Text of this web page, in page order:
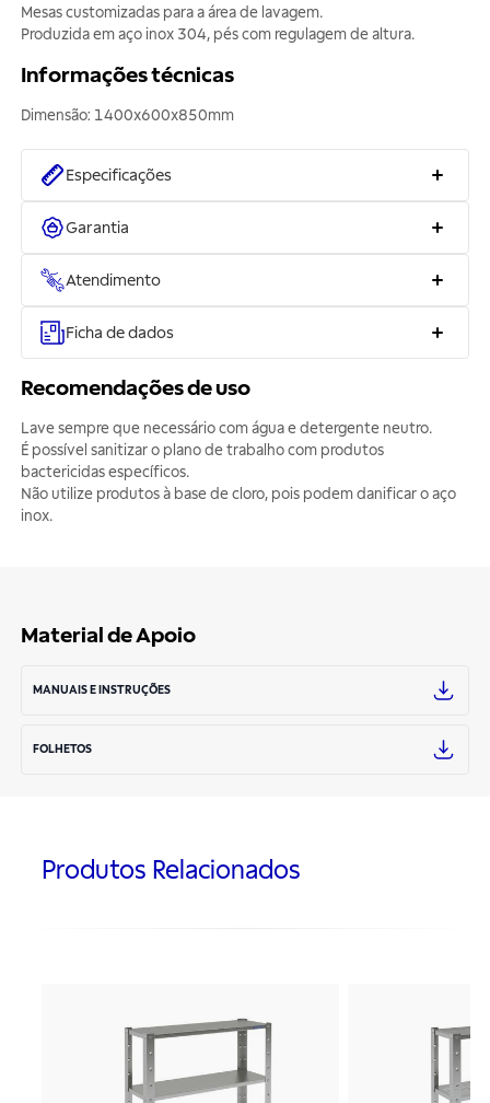
Mesas customizadas para a área de lavagem.
Produzida em aço inox 304, pés com regulagem de altura.
Informações técnicas
Dimensão: 1400x600x850mm
Especificações
Garantia
Atendimento
Ficha de dados
Recomendações de uso
Lave sempre que necessário com água e detergente neutro.
É possível sanitizar o plano de trabalho com produtos
bactericidas específicos.
Não utilize produtos à base de cloro, pois podem danificar o aço
Material de Apoio
MANUAIS E INSTRUÇÕES
FOLHETOS
Produtos Relacionados